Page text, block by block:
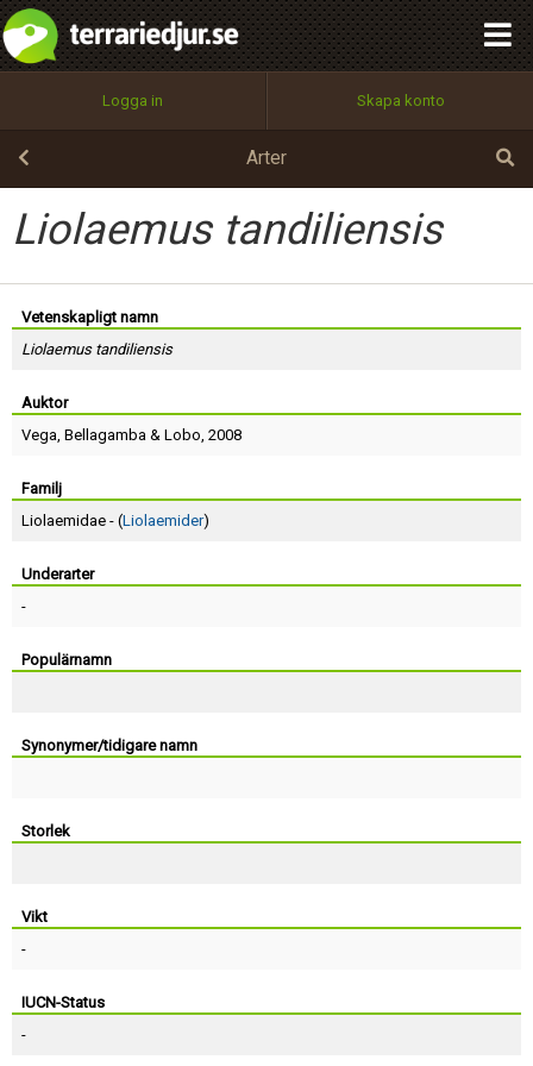
Logga in Skapa konto
Arter
Liolaemus tandiliensis
Vetenskapligt namn
Liolaemus tandiliensis
Auktor
Vega, Bellagamba & Lobo, 2008
Familj
Liolaemidae - (Liolaemider)
Underarter
-
Populärnamn
Synonymer/tidigare namn
Storlek
Vikt
-
IUCN-Status
-
Utför
100%
OK
integritetspolicy
Namn:
Epost:
Lösenord:
Terms of Service
Begär nytt lösenord
Tillbaka till förstasidan